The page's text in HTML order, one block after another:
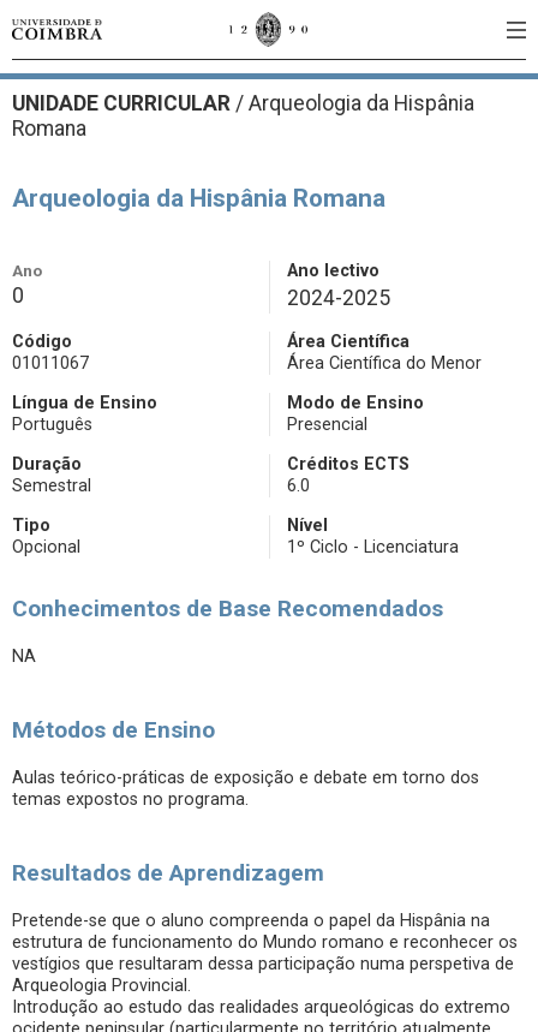
UNIDADE CURRICULAR / Arqueologia da Hispânia
Romana
Arqueologia da Hispânia Romana
Ano
0
Ano lectivo
2024-2025
Código
01011067
Área Científica
Área Científica do Menor
Língua de Ensino
Português
Modo de Ensino
Presencial
Duração
Semestral
Créditos ECTS
6.0
Tipo
Opcional
Nível
1º Ciclo - Licenciatura
Conhecimentos de Base Recomendados
NA
Métodos de Ensino
Aulas teórico-práticas de exposição e debate em torno dos
temas expostos no programa.
Resultados de Aprendizagem
Pretende-se que o aluno compreenda o papel da Hispânia na
estrutura de funcionamento do Mundo romano e reconhecer os
vestígios que resultaram dessa participação numa perspetiva de
Arqueologia Provincial.
Introdução ao estudo das realidades arqueológicas do extremo